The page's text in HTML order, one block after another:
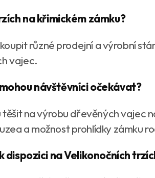
na křimickém zámku?
různé prodejní a výrobní
vajec.
návštěvníci očekávat?
těšit na výrobu dřevěných vajec
a možnost prohlídky zámku
dispozici na Velikonočních